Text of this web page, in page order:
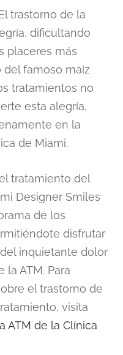
trastorno de la
dificultando
placeres más
famoso maíz
tratamientos no
esta alegría,
en la
de Miami.
tratamiento del
Designer Smiles
de los
disfrutar
inquietante dolor
ATM. Para
el trastorno de
visita
ATM de la Clínica